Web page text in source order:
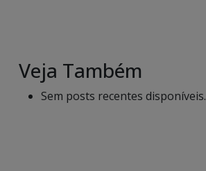
Veja Também
Sem posts recentes disponíveis.